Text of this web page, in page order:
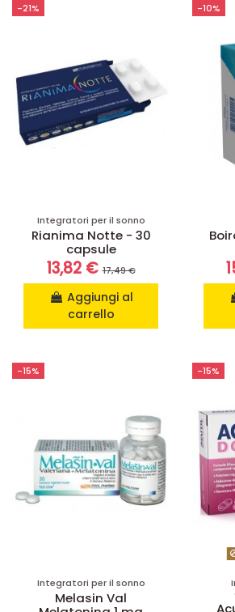
-21%
Integratori per il sonno
Rianima Notte - 30
capsule
13,82 €17,49 €
Aggiungi al
carrello
-10%
-15%
Integratori per il sonno
Melasin Val
-15%